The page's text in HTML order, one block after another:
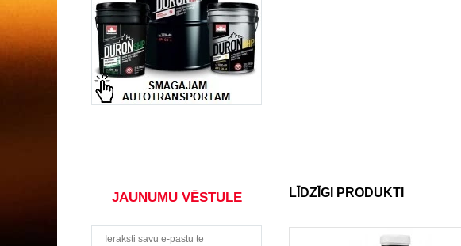
JAUNUMU VĒSTULE LĪDZĪGI PRODUKTI